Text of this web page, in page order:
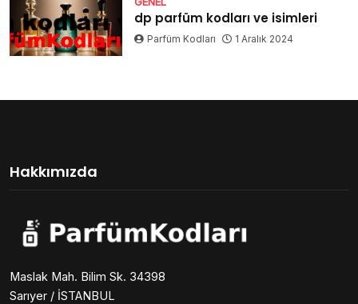
dp parfüm kodları ve isimleri
Parfüm Kodları 1 Aralık 2024
Hakkımızda
Maslak Mah. Bilim Sk. 34398
Sarıyer / İSTANBUL